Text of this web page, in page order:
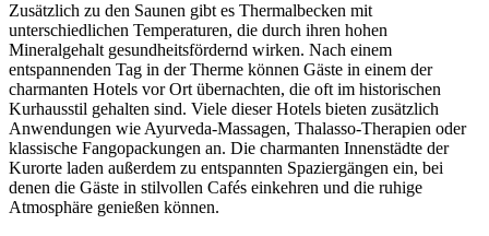
Zusätzlich zu den Saunen gibt es Thermalbecken mit
unterschiedlichen Temperaturen, die durch ihren hohen
Mineralgehalt gesundheitsfördernd wirken. Nach einem
entspannenden Tag in der Therme können Gäste in einem der
charmanten Hotels vor Ort übernachten, die oft im historischen
Kurhausstil gehalten sind. Viele dieser Hotels bieten zusätzlich
Anwendungen wie Ayurveda-Massagen, Thalasso-Therapien oder
klassische Fangopackungen an. Die charmanten Innenstädte der
Kurorte laden außerdem zu entspannten Spaziergängen ein, bei
denen die Gäste in stilvollen Cafés einkehren und die ruhige
Atmosphäre genießen können.